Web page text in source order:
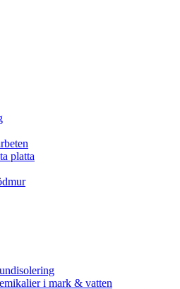
platta
i mark & vatten